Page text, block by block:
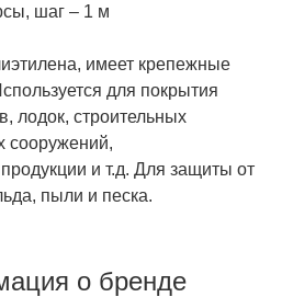
шаг – 1 м
имеет крепежные
для покрытия
лодок, строительных
сооружений,
и т.д. Для защиты от
пыли и песка.
о бренде